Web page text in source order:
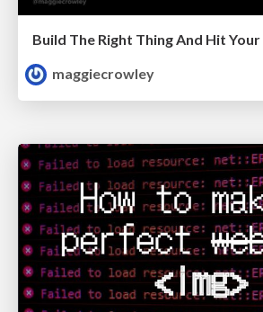
Build The Right Thing And Hit
maggiecrowley